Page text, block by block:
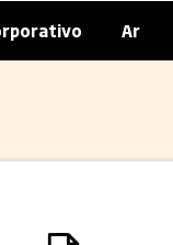
| Arval convierte